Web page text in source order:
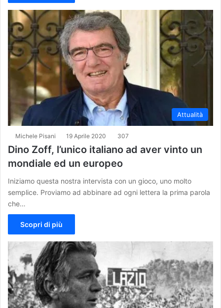
Attualità
Michele Pisani 19 Aprile 2020 307
Dino Zoff, l’unico italiano ad aver vinto un
mondiale ed un europeo
Iniziamo questa nostra intervista con un gioco, uno molto
semplice. Proviamo ad abbinare ad ogni lettera la prima parola
che…
Scopri di più